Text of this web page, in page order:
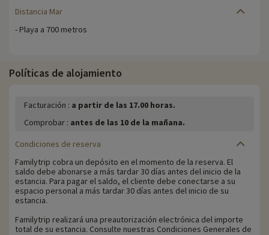
Distancia Mar
- Playa a 700 metros
Políticas de alojamiento
Facturación : a partir de las 17.00 horas.
Comprobar : antes de las 10 de la mañana.
Condiciones de reserva
Familytrip cobra un depósito en el momento de la reserva. El
saldo debe abonarse a más tardar 30 días antes del inicio de la
estancia. Para pagar el saldo, el cliente debe conectarse a su
espacio personal a más tardar 30 días antes del inicio de su
estancia.
Familytrip realizará una preautorización electrónica del importe
total de su estancia. Consulte nuestras Condiciones Generales de